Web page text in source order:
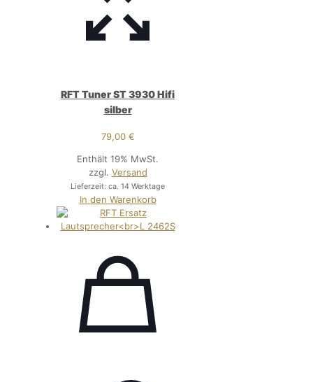
RFT Tuner ST 3930 Hifi
silber
79,00 €
Enthält 19% MwSt.
zzgl. Versand
Lieferzeit: ca. 14 Werktage
In den Warenkorb